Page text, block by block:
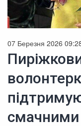
07 Березня 2026